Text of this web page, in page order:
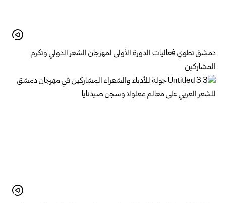
دمشق تطوي فعاليات الدورة الأولى لمهرجان الشعر الدولي وتكرم
المشاركين